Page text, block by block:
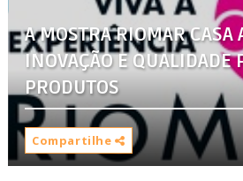
A MOSTRA RIOMAR CASA
INOVAÇÃO E QUALIDADE
PRODUTOS
Compartilhe